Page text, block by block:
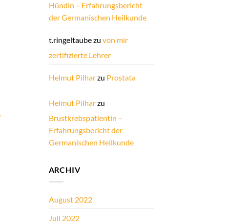
Hündin – Erfahrungsbericht
der Germanischen Heilkunde
t.ringeltaubezu von mir
zertifizierte Lehrer
Helmut Pilharzu Prostata
Helmut Pilharzu
Brustkrebspatientin –
Erfahrungsbericht der
Germanischen Heilkunde
ARCHIV
August 2022
Juli 2022